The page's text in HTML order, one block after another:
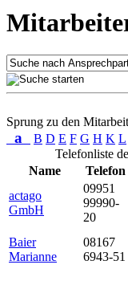
Sprung zu den
a B D E F G H K L
Telefonliste
Name
Telefon
actago
GmbH
09951
99990-
20
Baier
Marianne
08167
6943-51